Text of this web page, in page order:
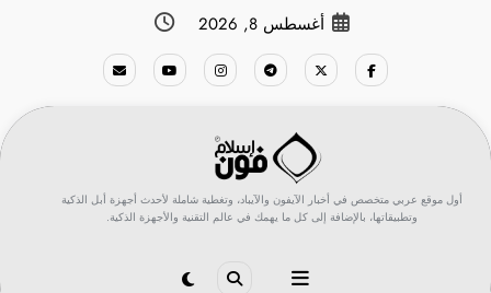
أغسطس 8, 2026
أول موقع عربي متخصص في أخبار الآيفون والآيباد، وتغطية شاملة لأحدث أجهزة أبل الذكية
وتطبيقاتها، بالإضافة إلى كل ما يهمك في عالم التقنية والأجهزة الذكية.